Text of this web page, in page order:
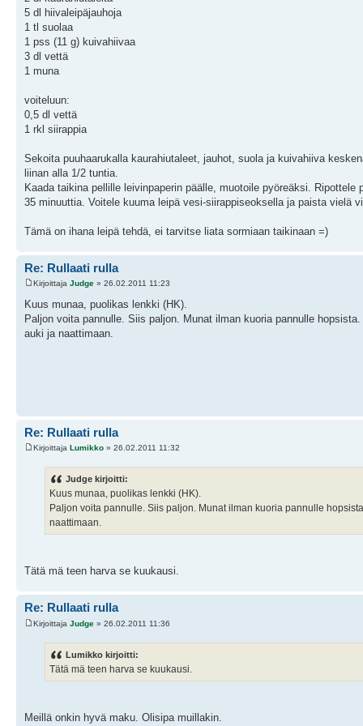
5 dl hiivaleipäjauhoja
1 tl suolaa
1 pss (11 g) kuivahiivaa
3 dl vettä
1 muna
voiteluun:
0,5 dl vettä
1 rkl siirappia
Sekoita puuhaarukalla kaurahiutaleet, jauhot, suola ja kuivahiiva
liinan alla 1/2 tuntia.
Kaada taikina pellille leivinpaperin päälle, muotoile pyöreäksi.
35 minuuttia. Voitele kuuma leipä vesi-siirappiseoksella ja paista vielä
Tämä on ihana leipä tehdä, ei tarvitse liata sormiaan taikinaan =)
Re: Rullaati rulla
Kirjoittaja Judge » 26.02.2011 11:23
Kuus munaa, puolikas lenkki (HK).
Paljon voita pannulle. Siis paljon. Munat ilman kuoria pannulle
auki ja naattimaan.
Re: Rullaati rulla
Kirjoittaja Lumikko » 26.02.2011 11:32
Judge kirjoitti:
Kuus munaa, puolikas lenkki (HK).
Paljon voita pannulle. Siis paljon. Munat ilman kuoria pannulle
naattimaan.
Tätä mä teen harva se kuukausi.
Re: Rullaati rulla
Kirjoittaja Judge » 26.02.2011 11:36
Lumikko kirjoitti:
Tätä mä teen harva se kuukausi.
Meillä onkin hyvä maku. Olisipa muillakin.